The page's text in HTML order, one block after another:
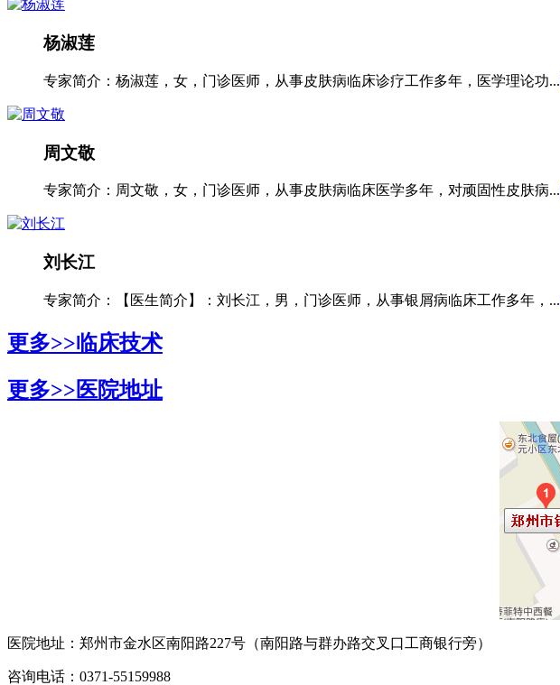
杨淑莲
专家简介：杨淑莲，女，门诊医师，从事皮肤病临床诊疗工作多年，医学理论功...
周文敬
专家简介：周文敬，女，门诊医师，从事皮肤病临床医学多年，对顽固性皮肤病...
刘长江
专家简介：【医生简介】：刘长江，男，门诊医师，从事银屑病临床工作多年，...
更多>>临床技术
更多>>医院地址
医院地址：郑州市金水区南阳路227号（南阳路与群办路交叉口工商银行旁）
咨询电话：0371-55159988